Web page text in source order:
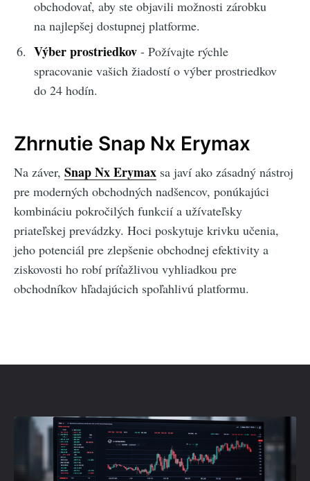
obchodovať, aby ste objavili možnosti zárobku
na najlepšej dostupnej platforme.
Výber prostriedkov- Požívajte rýchle
spracovanie vašich žiadostí o výber prostriedkov
do 24 hodín.
Zhrnutie Snap Nx Erymax
Na záver, Snap Nx Erymax sa javí ako zásadný nástroj
pre moderných obchodných nadšencov, ponúkajúci
kombináciu pokročilých funkcií a užívateľsky
priateľskej prevádzky. Hoci poskytuje krivku učenia,
jeho potenciál pre zlepšenie obchodnej efektivity a
ziskovosti ho robí príťažlivou vyhliadkou pre
obchodníkov hľadajúcich spoľahlivú platformu.